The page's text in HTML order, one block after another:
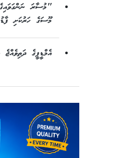
"މުސާރަ
މޫސަގެ ހަރުކަށި
އެމްޑީޕީގެ ދަތިވެއްޖެ